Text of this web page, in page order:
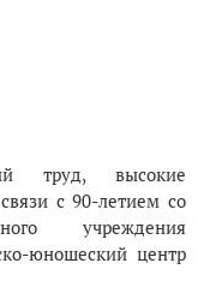
труд, высокие
с 90-летием со
учреждения
юношеский центр